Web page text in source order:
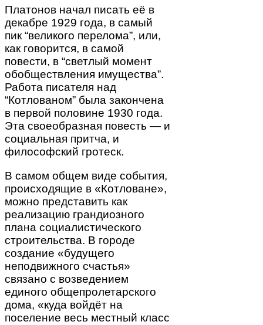
Платонов начал писать её в
декабре 1929 года, в самый
пик “великого перелома”, или,
как говорится, в самой
повести, в “светлый момент
обобществления имущества”.
Работа писателя над
“Котлованом” была закончена
в первой половине 1930 года.
Эта своеобразная повесть — и
социальная притча, и
философский гротеск.
В самом общем виде события,
происходящие в «Котловане»,
можно представить как
реализацию грандиозного
плана социалистического
строительства. В городе
создание «будущего
неподвижного счастья»
связано с возведением
единого общепролетарского
дома, «куда войдёт на
поселение весь местный класс